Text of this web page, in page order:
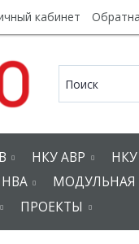
кабинет
НКУ АВР
МОДУЛЬНАЯ
ПРОЕКТЫ